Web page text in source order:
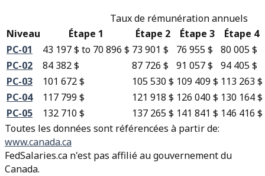
Taux de rémunération annuels
Niveau
Étape 1 Étape 2 Étape 3
Étape 4
PC-01
43 197 $ to 70 896 $ 73 901 $ 76 955 $
80 005 $
PC-02
84 382 $ 87 726 $ 91 057 $
94 405 $
PC-03
101 672 $ 105 530 $ 109 409 $ 113 263 $
PC-04
117 799 $ 121 918 $ 126 040 $ 130 164 $
PC-05
132 710 $ 137 265 $ 141 841 $ 146 416 $
Toutes les données sont référencées à partir de:
www.canada.ca
FedSalaries.ca n'est pas affilié au gouvernement du
Canada.